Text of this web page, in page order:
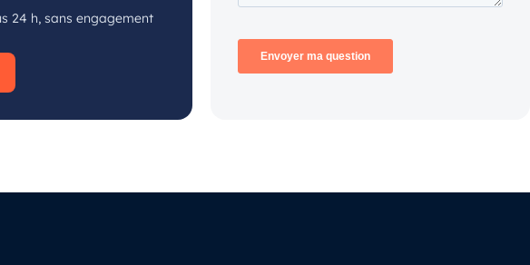
24 h, sans engagement